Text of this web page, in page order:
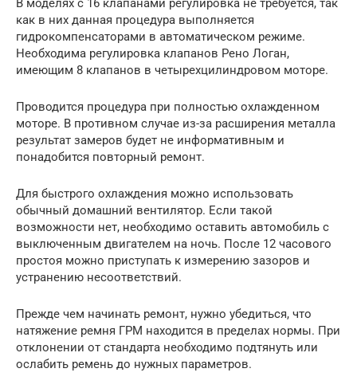
В моделях с 16 клапанами регулировка не требуется, так
как в них данная процедура выполняется
гидрокомпенсаторами в автоматическом режиме.
Необходима регулировка клапанов Рено Логан,
имеющим 8 клапанов в четырехцилиндровом моторе.
Проводится процедура при полностью охлажденном
моторе. В противном случае из-за расширения металла
результат замеров будет не информативным и
понадобится повторный ремонт.
Для быстрого охлаждения можно использовать
обычный домашний вентилятор. Если такой
возможности нет, необходимо оставить автомобиль с
выключенным двигателем на ночь. После 12 часового
простоя можно приступать к измерению зазоров и
устранению несоответствий.
Прежде чем начинать ремонт, нужно убедиться, что
натяжение ремня ГРМ находится в пределах нормы. При
отклонении от стандарта необходимо подтянуть или
ослабить ремень до нужных параметров.